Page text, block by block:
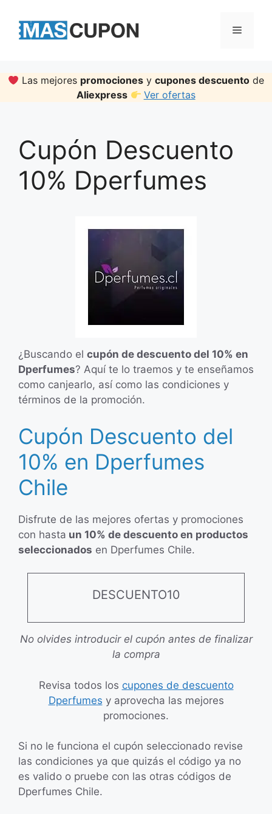
content
Menu
Las mejores promociones ycupones descuento de
Aliexpress
Ver ofertas
Cupón Descuento
10% Dperfumes
¿Buscando el cupón de descuento del 10% en
Dperfumes? Aquí te lo traemos y te enseñamos
como canjearlo, así como las condiciones y
términos de la promoción.
Cupón Descuento del
10% en Dperfumes
Chile
Disfrute de las mejores ofertas y promociones
con hasta un 10% de descuento en productos
seleccionados en Dperfumes Chile.
DESCUENTO10
No olvides introducir el cupón antes de finalizar
la compra
Revisa todos los cupones de descuento
Dperfumes y aprovecha las mejores
promociones.
Si no le funciona el cupón seleccionado revise
las condiciones ya que quizás el código ya no
es valido o pruebe con las otras códigos de
Dperfumes Chile.